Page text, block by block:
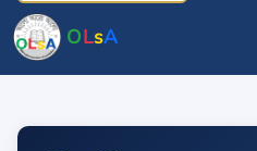
OLsA